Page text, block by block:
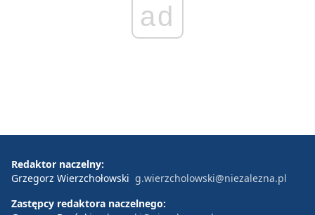
ad
Redaktor naczelny:
Grzegorz Wierzchołowski g.wierzcholowski@niezalezna.pl
Zastępcy redaktora naczelnego: